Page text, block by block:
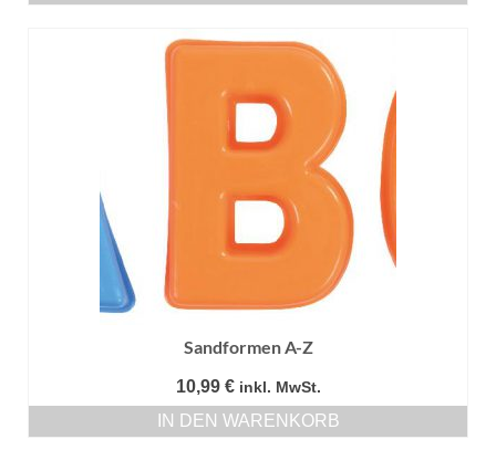
Sandformen A-Z
10,99 € inkl. MwSt.
IN DEN WARENKORB